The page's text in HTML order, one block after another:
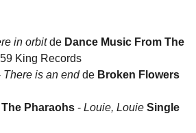
in orbitde Dance Music From The
King Records
There is an endde Broken Flowers
Pharaohs - Louie, Louie Single